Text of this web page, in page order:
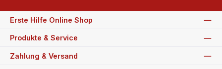
Erste Hilfe Online Shop
Produkte & Service
Zahlung & Versand